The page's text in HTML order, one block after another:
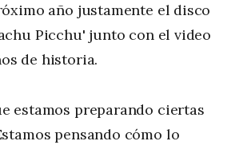
año justamente el disco
Picchu' junto con el video
de historia.
estamos preparando ciertas
pensando cómo lo